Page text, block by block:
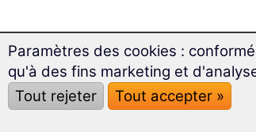
Paramètres des cookies :
qu'à des fins marketing et
Tout rejeter
Tout accepter »